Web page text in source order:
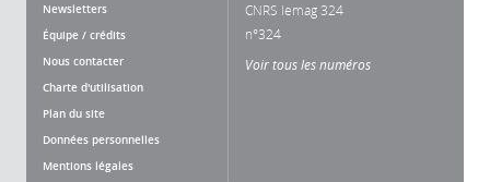
Newsletters
Équipe / crédits
Nous contacter
Charte d'utilisation
Plan du site
Données personnelles
Mentions légales
CNRS lemag 324
n°324
Voir tous les numéros